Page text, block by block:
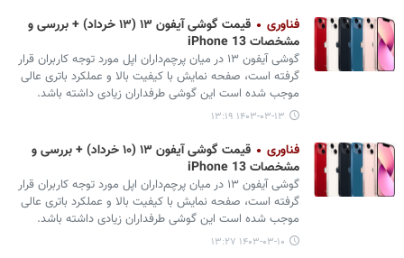
فناوری
قیمت گوشی آیفون ۱۳ (۱۳ خرداد) + بررسی و
مشخصات iPhone 13
گوشی آیفون ۱۳ در میان پرچم‌داران اپل مورد توجه کاربران قرار
گرفته است، صفحه نمایش با کیفیت بالا و عملکرد باتری عالی
موجب شده است این گوشی طرفداران زیادی داشته باشد.
۱۴۰۳-۰۳-۱۳ ۱۳:۱۹
فناوری
قیمت گوشی آیفون ۱۳ (۱۰ خرداد) + بررسی و
مشخصات iPhone 13
گوشی آیفون ۱۳ در میان پرچم‌داران اپل مورد توجه کاربران قرار
گرفته است، صفحه نمایش با کیفیت بالا و عملکرد باتری عالی
موجب شده است این گوشی طرفداران زیادی داشته باشد.
۱۴۰۳-۰۳-۱۰ ۱۳:۲۷